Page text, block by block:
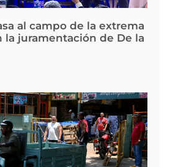
al campo de la extrema
la juramentación de De la